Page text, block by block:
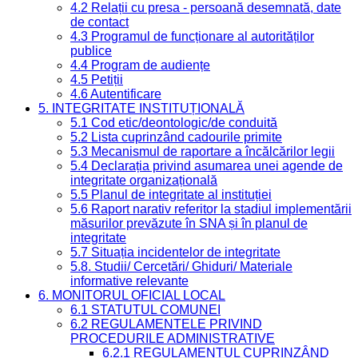
4.2 Relații cu presa - persoană desemnată, date
de contact
4.3 Programul de funcționare al autorităților
publice
4.4 Program de audiențe
4.5 Petiții
4.6 Autentificare
5. INTEGRITATE INSTITUȚIONALĂ
5.1 Cod etic/deontologic/de conduită
5.2 Lista cuprinzând cadourile primite
5.3 Mecanismul de raportare a încălcărilor legii
5.4 Declarația privind asumarea unei agende de
integritate organizațională
5.5 Planul de integritate al instituției
5.6 Raport narativ referitor la stadiul implementării
măsurilor prevăzute în SNA și în planul de
integritate
5.7 Situația incidentelor de integritate
5.8. Studii/ Cercetări/ Ghiduri/ Materiale
informative relevante
6. MONITORUL OFICIAL LOCAL
6.1 STATUTUL COMUNEI
6.2 REGULAMENTELE PRIVIND
PROCEDURILE ADMINISTRATIVE
6.2.1 REGULAMENTUL CUPRINZÂND